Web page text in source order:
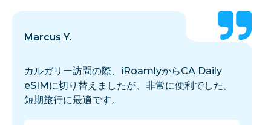
Marcus Y.
カルガリー訪問の際、iRoamlyからCA Daily
eSIMに切り替えましたが、非常に便利でした。
短期旅行に最適です。